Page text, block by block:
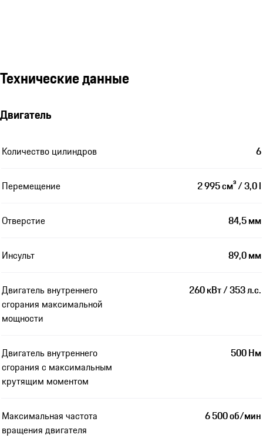
Технические данные
Двигатель
Количество цилиндров 6
Перемещение 2 995 см³ / 3,0 l
Отверстие 84,5 мм
Инсульт 89,0 мм
Двигатель внутреннего
сгорания максимальной
мощности
260 кВт / 353 л.с.
Двигатель внутреннего
сгорания с максимальным
крутящим моментом
500 Нм
Максимальная частота
вращения двигателя
6 500 об/мин